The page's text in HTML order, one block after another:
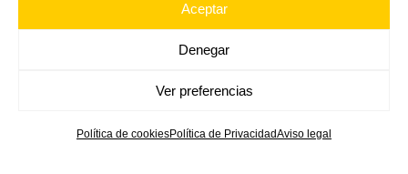
Aceptar
Denegar
Ver preferencias
Política de cookiesPolítica de PrivacidadAviso legal